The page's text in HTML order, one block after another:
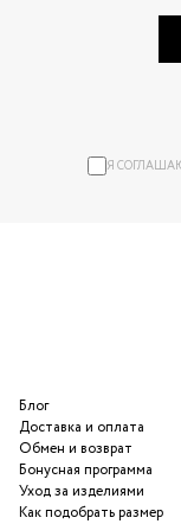
Я
Блог
Доставка и оплата
Обмен и возврат
Бонусная программа
Уход за изделиями
Как подобрать размер